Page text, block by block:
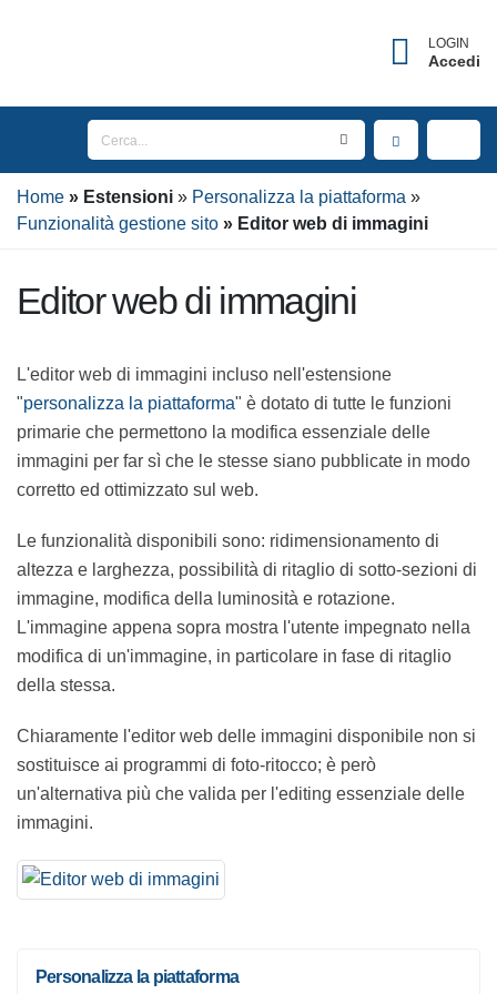
LOGIN
Accedi
Home Estensioni
Personalizza la piattaforma
Funzionalità gestione sito
Editor web di immagini
Editor web di immagini
L'editor web di immagini incluso nell'estensione
"personalizza la piattaforma" è dotato di tutte le
funzioni primarie che permettono la modifica
essenziale delle immagini per far sì che le stesse siano
pubblicate in modo corretto ed ottimizzato sul web.
Le funzionalità disponibili sono: ridimensionamento di
altezza e larghezza, possibilità di ritaglio di sotto-sezioni
di immagine, modifica della luminosità e rotazione.
L'immagine appena sopra mostra l'utente impegnato
nella modifica di un'immagine, in particolare in fase di
ritaglio della stessa.
Chiaramente l'editor web delle immagini disponibile
non si sostituisce ai programmi di foto-ritocco; è però
un'alternativa più che valida per l'editing essenziale
delle immagini.
Personalizza la piattaforma